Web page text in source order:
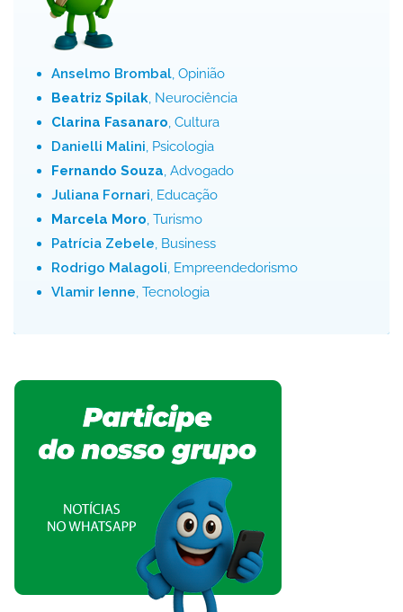
Anselmo Brombal, Opinião
Beatriz Spilak, Neurociência
Clarina Fasanaro, Cultura
Danielli Malini, Psicologia
Fernando Souza, Advogado
Juliana Fornari, Educação
Marcela Moro, Turismo
Patrícia Zebele, Business
Rodrigo Malagoli, Empreendedorismo
Vlamir Ienne, Tecnologia